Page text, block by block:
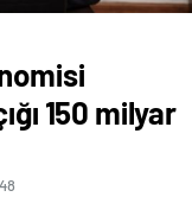
150 milyar